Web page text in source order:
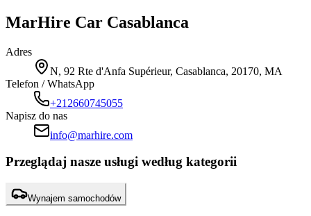
MarHire Car Casablanca
Adres
N, 92 Rte d'Anfa Supérieur, Casablanca, 20170, MA
Telefon / WhatsApp
+212660745055
Napisz do nas
info@marhire.com
Przeglądaj nasze usługi według kategorii
Wynajem samochodów